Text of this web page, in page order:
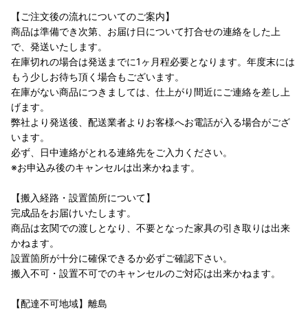
【ご注文後の流れについてのご案内】
商品は準備でき次第、お届け日について打合せの連絡をした上
で、発送いたします。
在庫切れの場合は発送までに1ヶ月程必要となります。年度末には
もう少しお待ち頂く場合もございます。
在庫がない商品につきましては、仕上がり間近にご連絡を差し上
げます。
弊社より発送後、配送業者よりお客様へお電話が入る場合がござ
います。
必ず、日中連絡がとれる連絡先をご入力ください。
※お申込み後のキャンセルは出来かねます。
【搬入経路・設置箇所について】
完成品をお届けいたします。
商品は玄関での渡しとなり、不要となった家具の引き取りは出来
かねます。
設置箇所が十分に確保できるか必ずご確認下さい。
搬入不可・設置不可でのキャンセルのご対応は出来かねます。
【配達不可地域】離島